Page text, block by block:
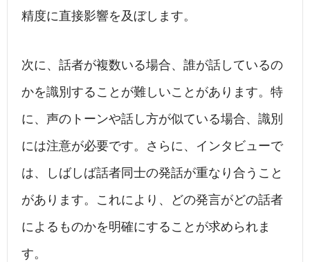
精度に直接影響を及ぼします。
次に、話者が複数いる場合、誰が話しているの
かを識別することが難しいことがあります。特
に、声のトーンや話し方が似ている場合、識別
には注意が必要です。さらに、インタビューで
は、しばしば話者同士の発話が重なり合うこと
があります。これにより、どの発言がどの話者
によるものかを明確にすることが求められま
す。